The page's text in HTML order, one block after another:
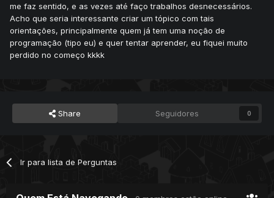
init é executado ao dar load no module, e terminate ao dar
unload no module (lembrando que reload é unload + load)
além disso o otclient usa o conceito de signals and slots,
que é o mesmo adotado pelo qt e outras bibliotecas
graficas, através deles tu consegue fazer connect em
graficamente falando tu pode criar interface por duas
maneiras, por lua através de funções que manipulam
loader, que tu pode encontrar na
source
https://github.com/edubart/otclient/tree/master/src/f
me faz sentido, e as vezes até faço trabalhos desnecessários.
Acho que seria interessante criar um tópico com tais
orientações, principalmente quem já tem uma noção de
programação (tipo eu) e quer tentar aprender, eu fiquei muito
perdido no começo kkkk
Share Seguidores 0
Ir para lista de Perguntas